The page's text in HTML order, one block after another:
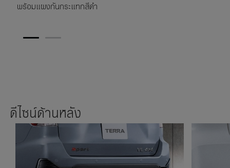
พร้อมแผงกันกระแทกสีดำ
1 2
ดีไซน์ด้านหลัง